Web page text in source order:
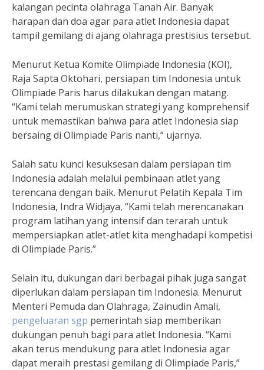
kalangan pecinta olahraga Tanah Air. Banyak
harapan dan doa agar para atlet Indonesia dapat
tampil gemilang di ajang olahraga prestisius tersebut.
Menurut Ketua Komite Olimpiade Indonesia (KOI),
Raja Sapta Oktohari, persiapan tim Indonesia untuk
Olimpiade Paris harus dilakukan dengan matang.
“Kami telah merumuskan strategi yang komprehensif
untuk memastikan bahwa para atlet Indonesia siap
bersaing di Olimpiade Paris nanti,” ujarnya.
Salah satu kunci kesuksesan dalam persiapan tim
Indonesia adalah melalui pembinaan atlet yang
terencana dengan baik. Menurut Pelatih Kepala Tim
Indonesia, Indra Widjaya, “Kami telah merencanakan
program latihan yang intensif dan terarah untuk
mempersiapkan atlet-atlet kita menghadapi kompetisi
di Olimpiade Paris.”
Selain itu, dukungan dari berbagai pihak juga sangat
diperlukan dalam persiapan tim Indonesia. Menurut
Menteri Pemuda dan Olahraga, Zainudin Amali,
pengeluaran sgp pemerintah siap memberikan
dukungan penuh bagi para atlet Indonesia. “Kami
akan terus mendukung para atlet Indonesia agar
dapat meraih prestasi gemilang di Olimpiade Paris,”